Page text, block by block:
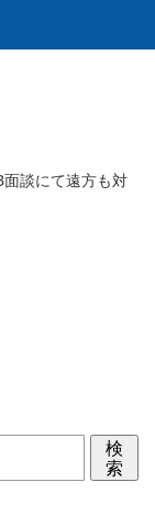
談にて遠方も対
検
索